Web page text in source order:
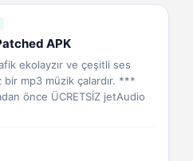
APK
ekolayzır ve çeşitli ses
mp3 müzik çalardır. ***
önce ÜCRETSİZ jetAudio